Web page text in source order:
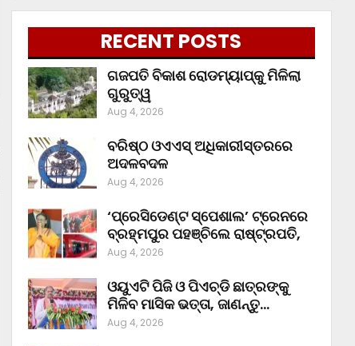
RECENT POSTS
ଗଜପତି ବିକାଶ ରୋଡମ୍ୟାପ୍‌କୁ ମିଳିଲା
ଗୁରୁତ୍ୱ
Aug 4, 2026
ବରିଷ୍ଠ ଓଏଏସ୍‌ ଅଧିକାରୀସ୍ତରରେ
ଅଦଳବଦଳ
Aug 4, 2026
‘ପ୍ରେସିଡେଣ୍ଟ ସ୍ପେଶାଲ’ ଟ୍ରେନରେ
ବ୍ରହ୍ମପୁର ପହଞ୍ଚିଲେ ରାଷ୍ଟ୍ରପତି,
Aug 4, 2026
ଓୟୁଏଟି ପିଜି ଓ ପିଏଚ୍‌ଡି ଛାତ୍ରଙ୍କୁ
ମିଳିବ ମାସିକ ଭତ୍ତା, ଜାଣନ୍ତୁ…
Aug 4, 2026